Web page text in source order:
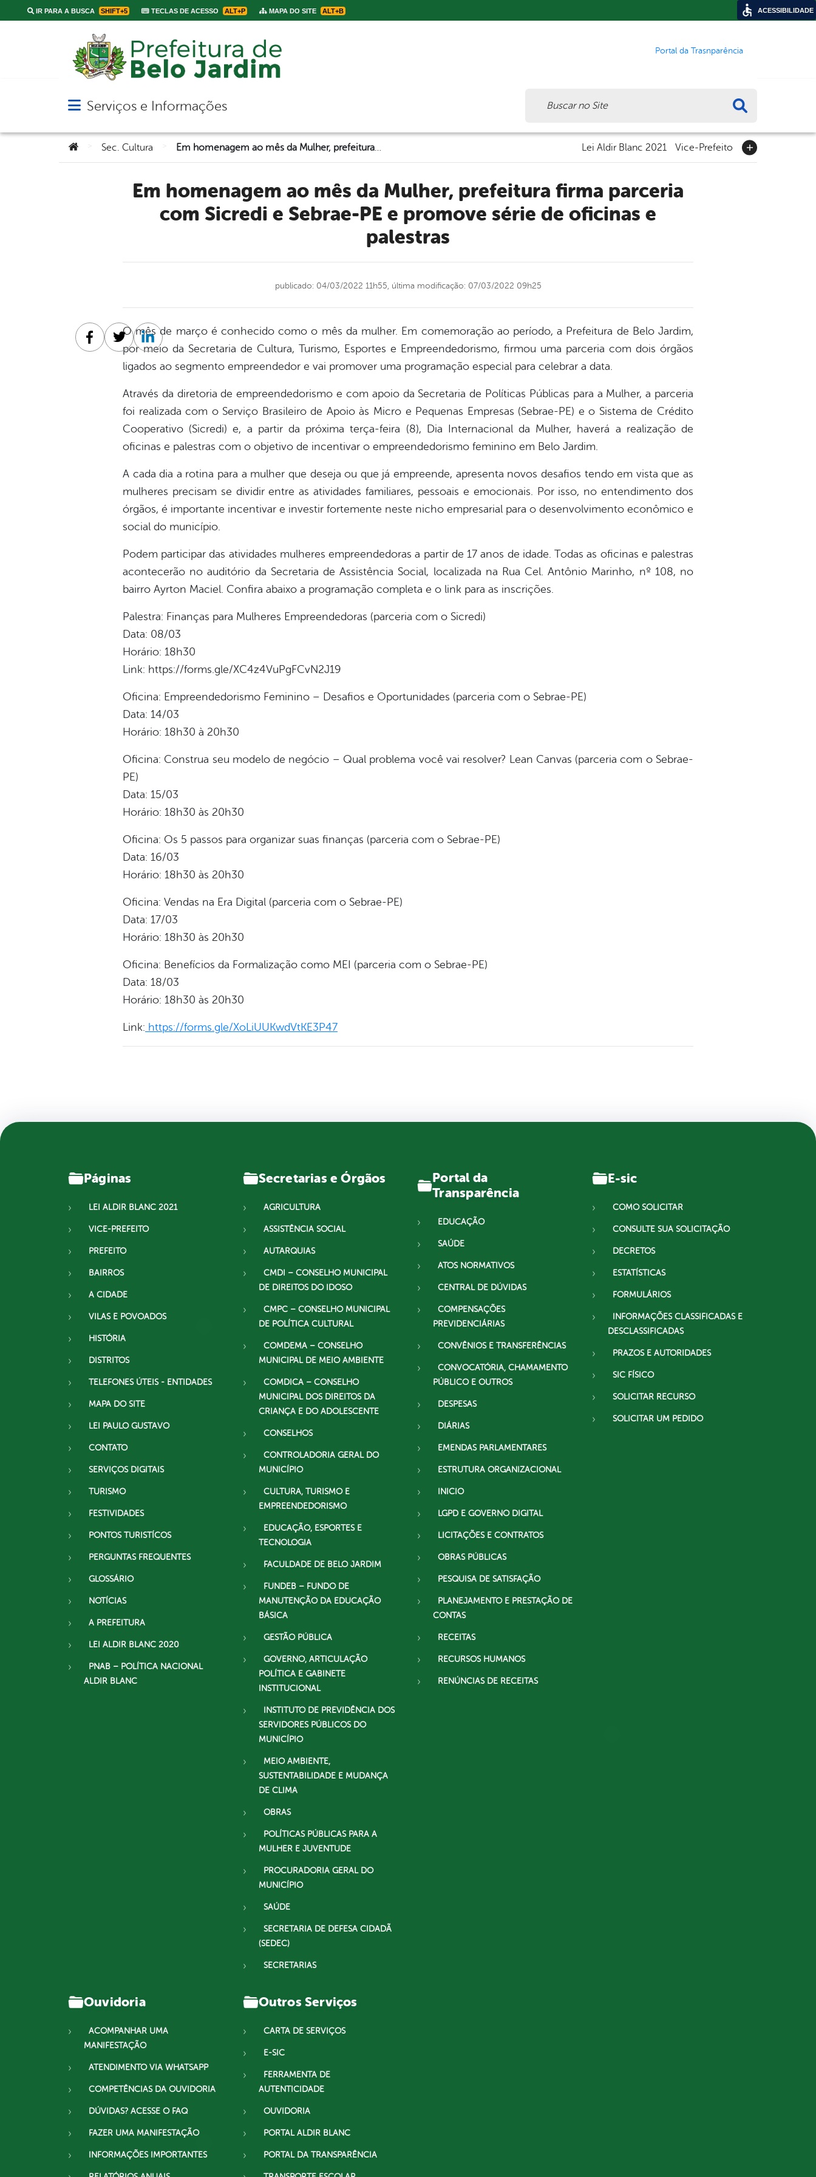
IR PARA A BUSCA SHIFT+5 TECLAS DE ACESSO ALT+P MAPA DO SITE ALT+B
Portal da Trasnparência
Abrir menu principal de navegação
Serviços e Informações
Você está aqui:
Sec. Cultura Lei Aldir Blanc 2021 Vice-Prefeito
Em homenagem ao mês da Mulher, prefeitura firma parceria
com Sicredi e Sebrae-PE e promove série de oficinas e
palestras
publicado: 04/03/2022 11h55, última modificação: 07/03/2022 09h25
O mês de março é conhecido como o mês da mulher. Em comemoração ao período, a Prefeitura de Belo Jardim,
por meio da Secretaria de Cultura, Turismo, Esportes e Empreendedorismo, firmou uma parceria com dois órgãos
ligados ao segmento empreendedor e vai promover uma programação especial para celebrar a data.
Através da diretoria de empreendedorismo e com apoio da Secretaria de Políticas Públicas para a Mulher, a parceria
foi realizada com o Serviço Brasileiro de Apoio às Micro e Pequenas Empresas (Sebrae-PE) e o Sistema de Crédito
Cooperativo (Sicredi) e, a partir da próxima terça-feira (8), Dia Internacional da Mulher, haverá a realização de
oficinas e palestras com o objetivo de incentivar o empreendedorismo feminino em Belo Jardim.
A cada dia a rotina para a mulher que deseja ou que já empreende, apresenta novos desafios tendo em vista que as
mulheres precisam se dividir entre as atividades familiares, pessoais e emocionais. Por isso, no entendimento dos
órgãos, é importante incentivar e investir fortemente neste nicho empresarial para o desenvolvimento econômico e
social do município.
Podem participar das atividades mulheres empreendedoras a partir de 17 anos de idade. Todas as oficinas e palestras
acontecerão no auditório da Secretaria de Assistência Social, localizada na Rua Cel. Antônio Marinho, nº 108, no
bairro Ayrton Maciel. Confira abaixo a programação completa e o link para as inscrições.
Palestra: Finanças para Mulheres Empreendedoras (parceria com o Sicredi)
Data: 08/03
Horário: 18h30
Link: https://forms.gle/XC4z4VuPgFCvN2J19
Oficina: Empreendedorismo Feminino – Desafios e Oportunidades (parceria com o Sebrae-PE)
Data: 14/03
Horário: 18h30 à 20h30
Oficina: Construa seu modelo de negócio – Qual problema você vai resolver? Lean Canvas (parceria com o Sebrae-
PE)
Data: 15/03
Horário: 18h30 às 20h30
Oficina: Os 5 passos para organizar suas finanças (parceria com o Sebrae-PE)
Data: 16/03
Horário: 18h30 às 20h30
Oficina: Vendas na Era Digital (parceria com o Sebrae-PE)
Data: 17/03
Horário: 18h30 às 20h30
Oficina: Benefícios da Formalização como MEI (parceria com o Sebrae-PE)
Data: 18/03
Horário: 18h30 às 20h30
Link: https://forms.gle/XoLiUUKwdVtKE3P47
Facebook
TwitterLinkedin
Páginas
LEI ALDIR BLANC 2021
VICE-PREFEITO
PREFEITO
BAIRROS
A CIDADE
VILAS E POVOADOS
HISTÓRIA
DISTRITOS
TELEFONES ÚTEIS - ENTIDADES
MAPA DO SITE
LEI PAULO GUSTAVO
CONTATO
SERVIÇOS DIGITAIS
TURISMO
FESTIVIDADES
PONTOS TURISTÍCOS
PERGUNTAS FREQUENTES
GLOSSÁRIO
NOTÍCIAS
A PREFEITURA
LEI ALDIR BLANC 2020
PNAB – POLÍTICA NACIONAL
ALDIR BLANC
Secretarias e Órgãos
AGRICULTURA
ASSISTÊNCIA SOCIAL
AUTARQUIAS
CMDI – CONSELHO MUNICIPAL
DE DIREITOS DO IDOSO
CMPC – CONSELHO MUNICIPAL
DE POLÍTICA CULTURAL
COMDEMA – CONSELHO
MUNICIPAL DE MEIO AMBIENTE
COMDICA – CONSELHO
MUNICIPAL DOS DIREITOS DA
CRIANÇA E DO ADOLESCENTE
CONSELHOS
CONTROLADORIA GERAL DO
MUNICÍPIO
CULTURA, TURISMO E
EMPREENDEDORISMO
EDUCAÇÃO, ESPORTES E
TECNOLOGIA
FACULDADE DE BELO JARDIM
FUNDEB – FUNDO DE
MANUTENÇÃO DA EDUCAÇÃO
BÁSICA
GESTÃO PÚBLICA
GOVERNO, ARTICULAÇÃO
POLÍTICA E GABINETE
INSTITUCIONAL
INSTITUTO DE PREVIDÊNCIA DOS
SERVIDORES PÚBLICOS DO
MUNICÍPIO
MEIO AMBIENTE,
SUSTENTABILIDADE E MUDANÇA
DE CLIMA
OBRAS
POLÍTICAS PÚBLICAS PARA A
MULHER E JUVENTUDE
PROCURADORIA GERAL DO
MUNICÍPIO
SAÚDE
SECRETARIA DE DEFESA CIDADÃ
(SEDEC)
SECRETARIAS
Portal da
Transparência
EDUCAÇÃO
SAÚDE
ATOS NORMATIVOS
CENTRAL DE DÚVIDAS
COMPENSAÇÕES
PREVIDENCIÁRIAS
CONVÊNIOS E TRANSFERÊNCIAS
CONVOCATÓRIA, CHAMAMENTO
PÚBLICO E OUTROS
DESPESAS
DIÁRIAS
EMENDAS PARLAMENTARES
ESTRUTURA ORGANIZACIONAL
INICIO
LGPD E GOVERNO DIGITAL
LICITAÇÕES E CONTRATOS
OBRAS PÚBLICAS
PESQUISA DE SATISFAÇÃO
PLANEJAMENTO E PRESTAÇÃO DE
CONTAS
RECEITAS
RECURSOS HUMANOS
RENÚNCIAS DE RECEITAS
E-sic
COMO SOLICITAR
CONSULTE SUA SOLICITAÇÃO
DECRETOS
ESTATÍSTICAS
FORMULÁRIOS
INFORMAÇÕES CLASSIFICADAS E
DESCLASSIFICADAS
PRAZOS E AUTORIDADES
SIC FÍSICO
SOLICITAR RECURSO
SOLICITAR UM PEDIDO
Ouvidoria
ACOMPANHAR UMA
MANIFESTAÇÃO
ATENDIMENTO VIA WHATSAPP
COMPETÊNCIAS DA OUVIDORIA
DÚVIDAS? ACESSE O FAQ
FAZER UMA MANIFESTAÇÃO
INFORMAÇÕES IMPORTANTES
Outros Serviços
CARTA DE SERVIÇOS
E-SIC
FERRAMENTA DE
AUTENTICIDADE
OUVIDORIA
PORTAL ALDIR BLANC
PORTAL DA TRANSPARÊNCIA
ACESSIBILIDADE